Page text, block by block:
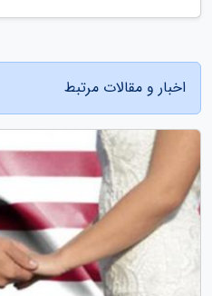
اخبار و مقالات مرتبط